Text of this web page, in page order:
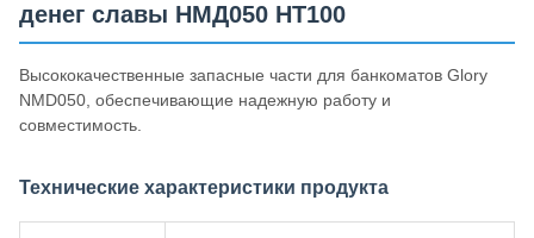
денег славы НМД050 НТ100
Высококачественные запасные части для банкоматов Glory
NMD050, обеспечивающие надежную работу и
совместимость.
Технические характеристики продукта